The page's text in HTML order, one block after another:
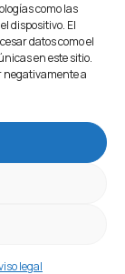
como las
dispositivo. El
datos como el
en este sitio.
negativamente a
legal
para